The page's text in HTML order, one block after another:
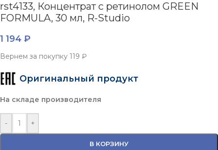
rst4133, Концентрат с ретинолом GREEN
FORMULA, 30 мл, R-Studio
1 194 ₽
Вернем за покупку 119 ₽
Оригинальный продукт
На складе производителя
- +
В КОРЗИНУ